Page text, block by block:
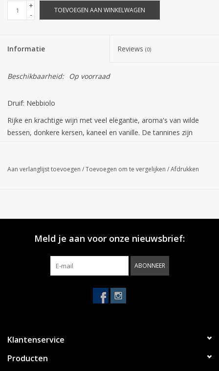
+
-
TOEVOEGEN AAN WINKELWAGEN
Informatie Reviews (0)
Beschikbaarheid: Op voorraad
Druif: Nebbiolo
Rijke en krachtige wijn met veel elegantie, aroma's van wilde
bessen, donkere kersen, kaneel en vanille. De tannines zijn
Aan verlanglijst toevoegen /Toevoegen om te vergelijken /Afdrukken
Meld je aan voor onze nieuwsbrief:
ABONNEER
Klantenservice
Producten